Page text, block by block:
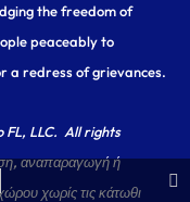
the freedom of
peaceably to
a redress of grievances.
LLC. All rights
αναπαραγωγή ή
χωρίς τις κάτωθι